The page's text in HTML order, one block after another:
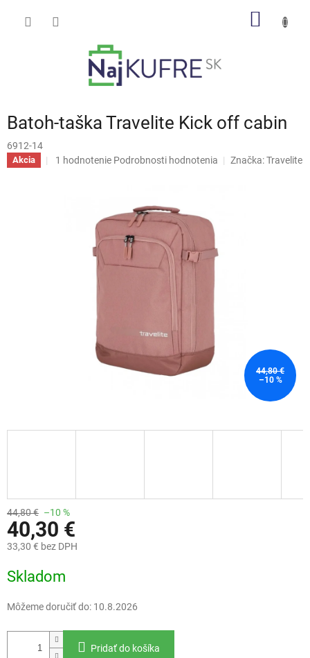
Batoh-taška Travelite Kick off cabin
6912-14
Akcia
Priemerné
hviezdičiek.
1 hodnotenie Podrobnosti hodnotenia Značka:Travelite
44,80 €
–10 %
44,80 € –10 %
40,30 €
33,30 € bez DPH
cena:
Skladom
Môžeme doručiť do: 10.8.2026
Pridať do košíka